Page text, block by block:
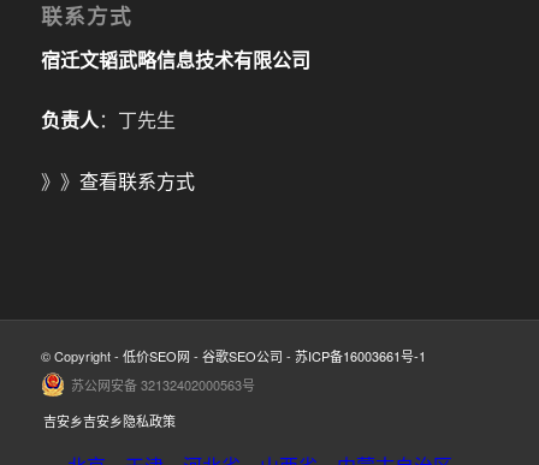
联系方式
宿迁文韬武略信息技术有限公司
负责人：丁先生
》》 查看联系方式
© Copyright - 低价SEO网 - 谷歌SEO公司 - 苏ICP备16003661号-1
苏公网安备 32132402000563号
吉安乡吉安乡隐私政策